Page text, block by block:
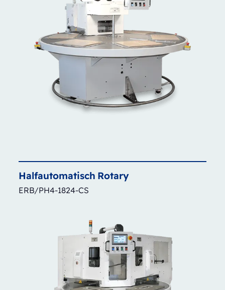
Halfautomatisch Rotary
ERB/PH4-1824-CS